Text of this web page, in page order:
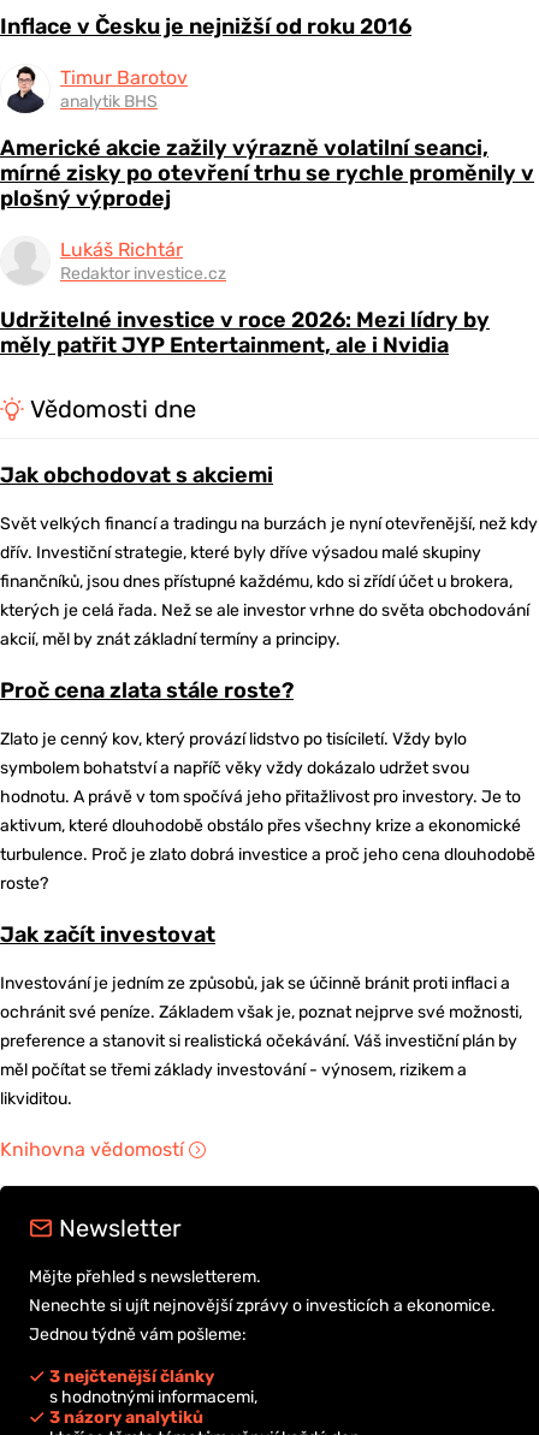
Inflace v Česku je nejnižší od roku 2016
Timur Barotov
analytik BHS
Americké akcie zažily výrazně volatilní seanci,
mírné zisky po otevření trhu se rychle proměnily v
plošný výprodej
Lukáš Richtár
Redaktor investice.cz
Udržitelné investice v roce 2026: Mezi lídry by
měly patřit JYP Entertainment, ale i Nvidia
Vědomosti dne
Jak obchodovat s akciemi
Svět velkých financí a tradingu na burzách je nyní otevřenější, než kdy
dřív. Investiční strategie, které byly dříve výsadou malé skupiny
finančníků, jsou dnes přístupné každému, kdo si zřídí účet u brokera,
kterých je celá řada. Než se ale investor vrhne do světa obchodování
akcií, měl by znát základní termíny a principy.
Proč cena zlata stále roste?
Zlato je cenný kov, který provází lidstvo po tisíciletí. Vždy bylo
symbolem bohatství a napříč věky vždy dokázalo udržet svou
hodnotu. A právě v tom spočívá jeho přitažlivost pro investory. Je to
aktivum, které dlouhodobě obstálo přes všechny krize a ekonomické
turbulence. Proč je zlato dobrá investice a proč jeho cena dlouhodobě
roste?
Jak začít investovat
Investování je jedním ze způsobů, jak se účinně bránit proti inflaci a
ochránit své peníze. Základem však je, poznat nejprve své možnosti,
preference a stanovit si realistická očekávání. Váš investiční plán by
měl počítat se třemi základy investování - výnosem, rizikem a
likviditou.
Knihovna vědomostí
Newsletter
Mějte přehled s newsletterem.
Nenechte si ujít nejnovější zprávy o investicích a ekonomice.
Jednou týdně vám pošleme:
3 nejčtenější články
s hodnotnými informacemi,
3 názory analytiků